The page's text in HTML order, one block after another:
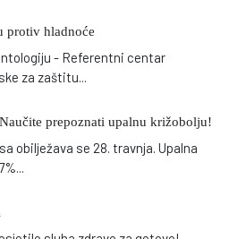
protiv hladnoće
- Referentni centar
za zaštitu
prepoznati upalnu križobolju!
obilježava se 28. travnja. Upalna